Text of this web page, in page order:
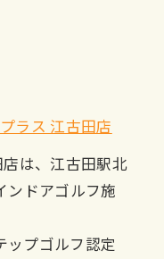
ラス 江古田店
は、江古田駅北
ンドアゴルフ施
ップゴルフ認定